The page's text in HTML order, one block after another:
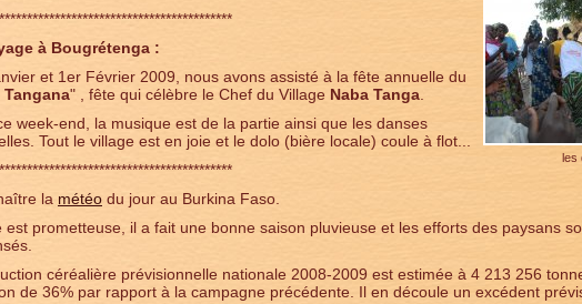
les
à Bougrétenga :
et 1er Février 2009, nous avons assisté à la fête annuelle du
Tangana" , fête qui célèbre le Chef du Village Naba Tanga
week-end, la musique est de la partie ainsi que les danses
Tout le village est en joie et le dolo (bière locale) coule à flot...
la météo du jour au Burkina Faso.
est prometteuse, il a fait une bonne saison pluvieuse et les efforts des paysans
céréalière prévisionnelle nationale 2008-2009 est estimée à 4 213 256
de 36% par rapport à la campagne précédente. Il en découle un excédent